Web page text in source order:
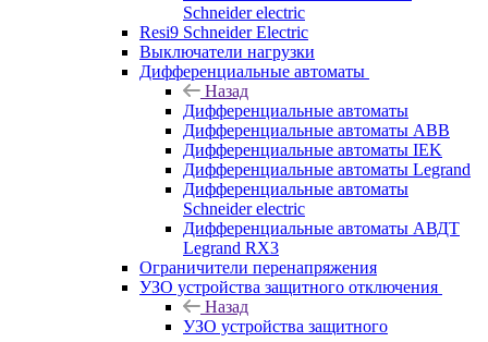
Schneider electric
Resi9 Schneider Electric
Выключатели нагрузки
Дифференциальные автоматы
Назад
Дифференциальные автоматы
Дифференциальные автоматы ABB
Дифференциальные автоматы IEK
Дифференциальные автоматы Legrand
Дифференциальные автоматы
Schneider electric
Дифференциальные автоматы АВДТ
Legrand RX3
Ограничители перенапряжения
УЗО устройства защитного отключения
Назад
УЗО устройства защитного